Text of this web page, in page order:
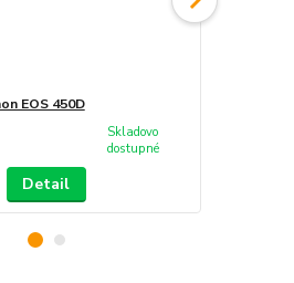
EOS 450D
Skladovo
dostupné
Detail